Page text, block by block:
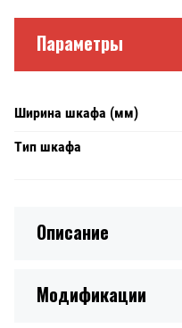
Параметры
Ширина шкафа (мм)
Тип шкафа
Описание
Модификации